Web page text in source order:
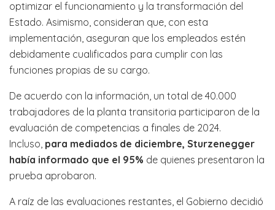
optimizar el funcionamiento y la transformación del
Estado. Asimismo, consideran que, con esta
implementación, aseguran que los empleados estén
debidamente cualificados para cumplir con las
funciones propias de su cargo.
De acuerdo con la información, un total de 40.000
trabajadores de la planta transitoria participaron de la
evaluación de competencias a finales de 2024.
Incluso, para mediados de diciembre, Sturzenegger
había informado que el 95% de quienes presentaron la
prueba aprobaron.
A raíz de las evaluaciones restantes, el Gobierno decidió